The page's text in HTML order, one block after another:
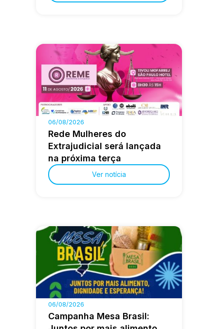
06/08/2026
Rede Mulheres do
Extrajudicial será lançada
na próxima terça
Ver notícia
06/08/2026
Campanha Mesa Brasil: